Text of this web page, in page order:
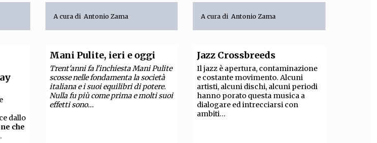
A cura di Antonio Zama A cura di Antonio Zama
dallo
che
Mani Pulite, ieri e oggi
Trent'anni fa l'inchiesta Mani Pulite
scosse nelle fondamenta la società
italiana e i suoi equilibri di potere.
Nulla fu più come prima e molti suoi
effetti sono...
Jazz Crossbreeds
Il jazz è apertura, contaminazione
e costante movimento. Alcuni
artisti, alcuni dischi, alcuni periodi
hanno porato questa musica a
dialogare ed intrecciarsi con
ambiti...